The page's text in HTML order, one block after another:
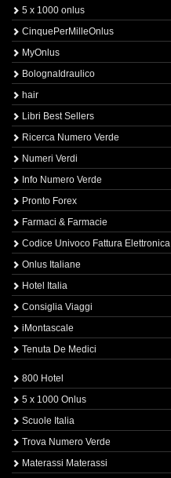
5 x 1000 onlus
CinquePerMilleOnlus
MyOnlus
BolognaIdraulico
hair
Libri Best Sellers
Ricerca Numero Verde
Numeri Verdi
Info Numero Verde
Pronto Forex
Farmaci & Farmacie
Codice Univoco Fattura Elettronica
Onlus Italiane
Hotel Italia
Consiglia Viaggi
iMontascale
Tenuta De Medici
800 Hotel
5 x 1000 Onlus
Scuole Italia
Trova Numero Verde
Materassi Materassi